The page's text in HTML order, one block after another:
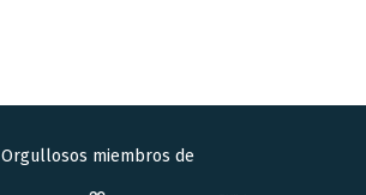
Orgullosos miembros de